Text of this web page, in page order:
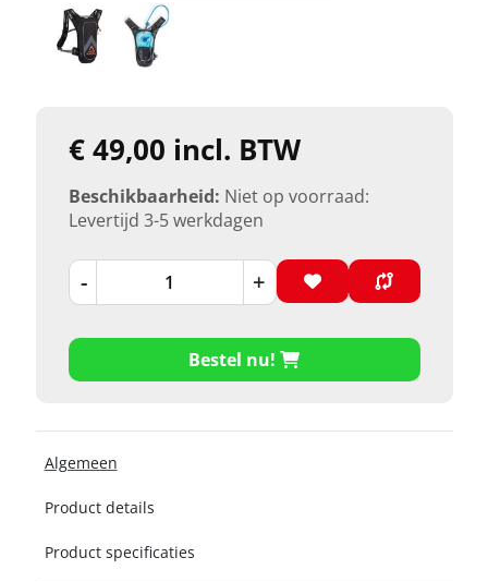
€ 49,00 incl. BTW
Beschikbaarheid: Niet op voorraad:
Levertijd 3-5 werkdagen
- +
Bestel nu!
Algemeen
Product details
Product specificaties